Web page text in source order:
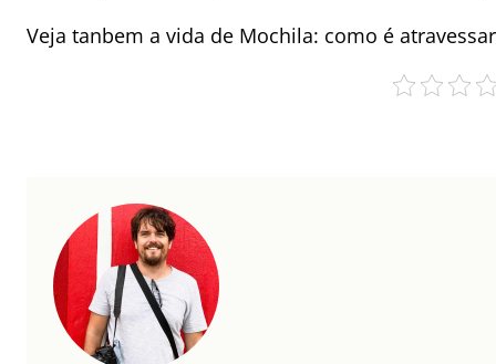
Veja tanbem a vida de Mochila: como é